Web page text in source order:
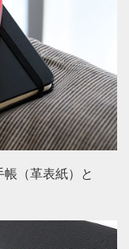
帳（革表紙）と